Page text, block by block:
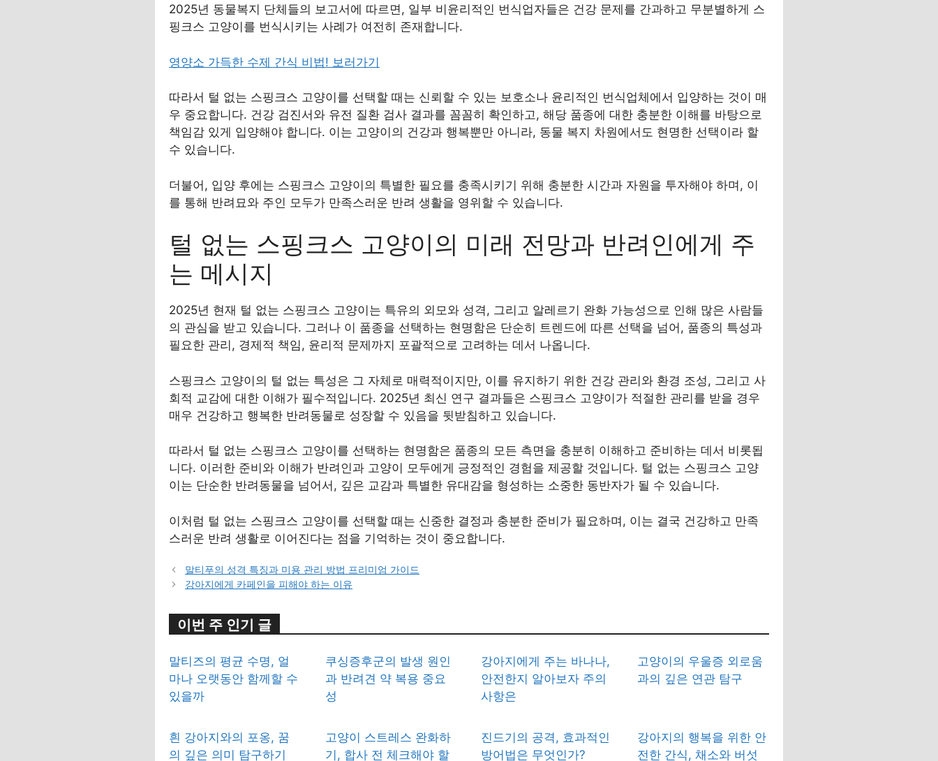
2025년 동물복지 단체들의 보고서에 따르면, 일부 비윤리적인 번식업자들은 건강 문제를 간과하고 무분별하게 스
핑크스 고양이를 번식시키는 사례가 여전히 존재합니다.
영양소 가득한 수제 간식 비법! 보러가기
따라서 털 없는 스핑크스 고양이를 선택할 때는 신뢰할 수 있는 보호소나 윤리적인 번식업체에서 입양하는 것이 매
우 중요합니다. 건강 검진서와 유전 질환 검사 결과를 꼼꼼히 확인하고, 해당 품종에 대한 충분한 이해를 바탕으로
책임감 있게 입양해야 합니다. 이는 고양이의 건강과 행복뿐만 아니라, 동물 복지 차원에서도 현명한 선택이라 할
수 있습니다.
더불어, 입양 후에는 스핑크스 고양이의 특별한 필요를 충족시키기 위해 충분한 시간과 자원을 투자해야 하며, 이
를 통해 반려묘와 주인 모두가 만족스러운 반려 생활을 영위할 수 있습니다.
털 없는 스핑크스 고양이의 미래 전망과 반려인에게 주
는 메시지
2025년 현재 털 없는 스핑크스 고양이는 특유의 외모와 성격, 그리고 알레르기 완화 가능성으로 인해 많은 사람들
의 관심을 받고 있습니다. 그러나 이 품종을 선택하는 현명함은 단순히 트렌드에 따른 선택을 넘어, 품종의 특성과
필요한 관리, 경제적 책임, 윤리적 문제까지 포괄적으로 고려하는 데서 나옵니다.
스핑크스 고양이의 털 없는 특성은 그 자체로 매력적이지만, 이를 유지하기 위한 건강 관리와 환경 조성, 그리고 사
회적 교감에 대한 이해가 필수적입니다. 2025년 최신 연구 결과들은 스핑크스 고양이가 적절한 관리를 받을 경우
매우 건강하고 행복한 반려동물로 성장할 수 있음을 뒷받침하고 있습니다.
따라서 털 없는 스핑크스 고양이를 선택하는 현명함은 품종의 모든 측면을 충분히 이해하고 준비하는 데서 비롯됩
니다. 이러한 준비와 이해가 반려인과 고양이 모두에게 긍정적인 경험을 제공할 것입니다. 털 없는 스핑크스 고양
이는 단순한 반려동물을 넘어서, 깊은 교감과 특별한 유대감을 형성하는 소중한 동반자가 될 수 있습니다.
이처럼 털 없는 스핑크스 고양이를 선택할 때는 신중한 결정과 충분한 준비가 필요하며, 이는 결국 건강하고 만족
스러운 반려 생활로 이어진다는 점을 기억하는 것이 중요합니다.
말티푸의 성격 특징과 미용 관리 방법 프리미엄 가이드
강아지에게 카페인을 피해야 하는 이유
이번 주 인기 글
말티즈의 평균 수명, 얼
마나 오랫동안 함께할 수
있을까
쿠싱증후군의 발생 원인
과 반려견 약 복용 중요
성
강아지에게 주는 바나나,
안전한지 알아보자 주의
사항은
고양이의 우울증 외로움
과의 깊은 연관 탐구
흰 강아지와의 포옹, 꿈
의 깊은 의미 탐구하기
고양이 스트레스 완화하
기, 합사 전 체크해야 할
진드기의 공격, 효과적인
방어법은 무엇인가?
강아지의 행복을 위한 안
전한 간식, 채소와 버섯